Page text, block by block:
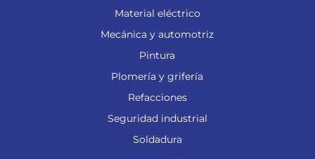
Material eléctrico
Mecánica y automotriz
Pintura
Plomería y grifería
Refacciones
Seguridad industrial
Soldadura